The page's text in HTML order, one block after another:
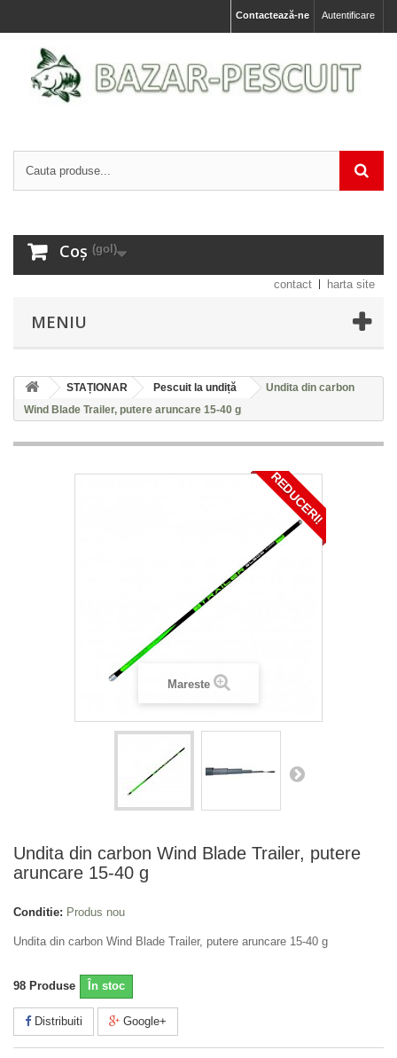
Autentificare
Contactează-ne
Coș (gol)
contact harta site
MENIU
STAȚIONAR Pescuit la undiță
Undita din carbon
Wind Blade Trailer, putere aruncare 15-40 g
REDUCERI!
Mareste
Undita din carbon Wind Blade Trailer, putere
aruncare 15-40 g
Conditie: Produs nou
Undita din carbon Wind Blade Trailer, putere aruncare 15-40 g
98 Produse În stoc
Distribuiti Google+